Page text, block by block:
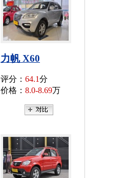
力帆 X60
评分： 64.1分
价格： 8.0-8.69万